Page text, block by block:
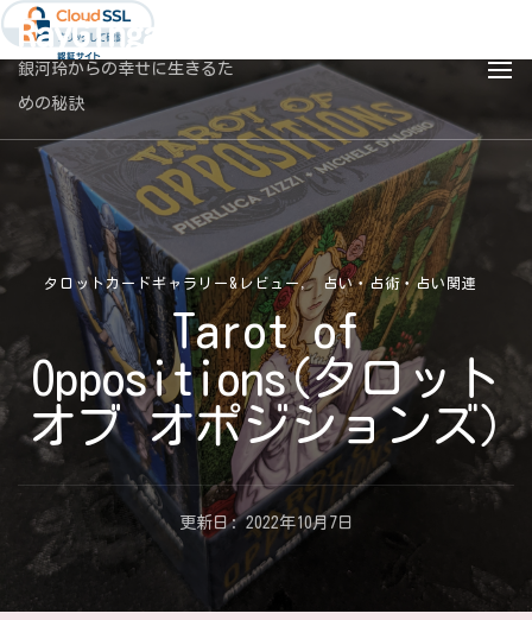
RayGingaBlog
銀河玲からの幸せに生きるた
めの秘訣
タロットカードギャラリー&レビュー 占い・占術・占い関連
Tarot of
Oppositions(タロット
オブ オポジションズ)
更新日:2022年10月7日